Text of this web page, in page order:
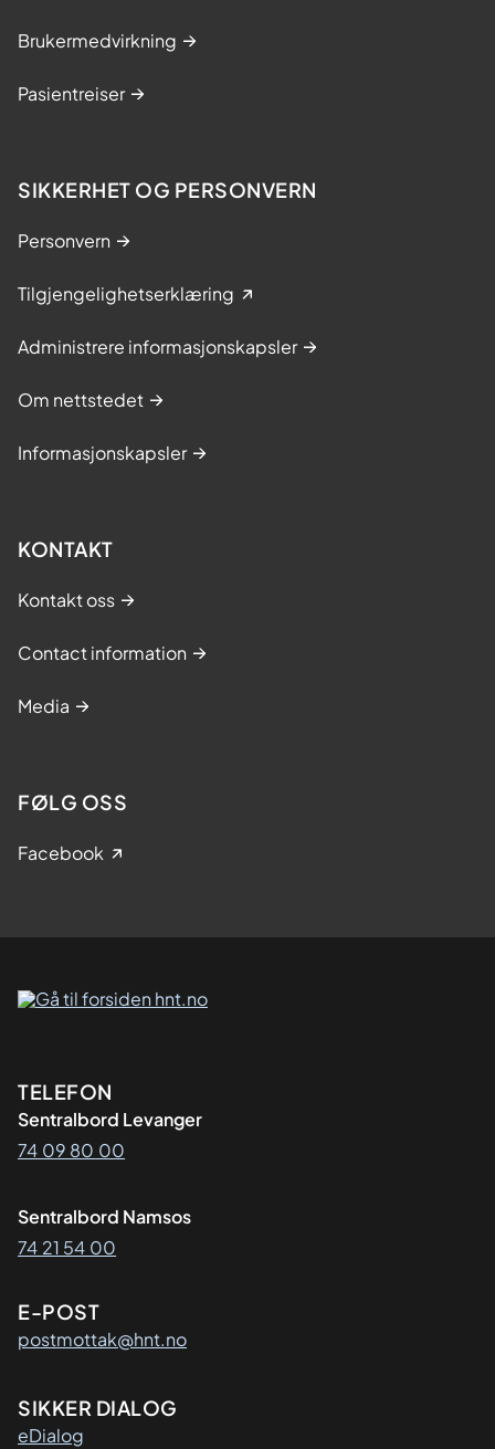
Brukermedvirkning
Pasientreiser
SIKKERHET OG PERSONVERN
Personvern
Tilgjengelighetserklæring
Administrere informasjonskapsler
Om nettstedet
Informasjonskapsler
KONTAKT
Kontakt oss
Contact information
Media
FØLG OSS
Facebook
Kontaktinformasjon
TELEFON
Sentralbord Levanger
74 09 80 00
Sentralbord Namsos
74 21 54 00
E-POST
postmottak@hnt.no
SIKKER DIALOG
eDialog